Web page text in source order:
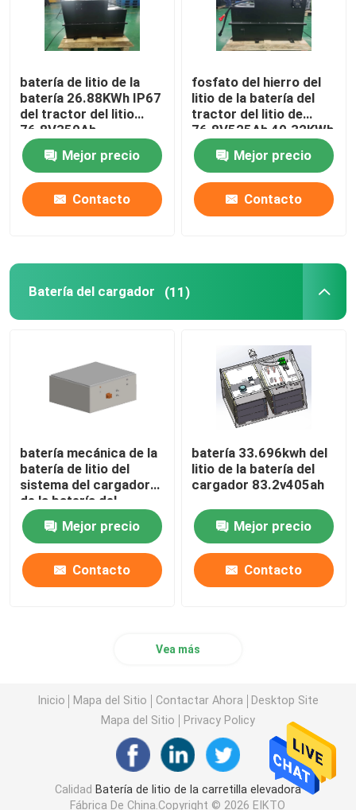
batería de litio de la
batería 26.88KWh IP67
del tractor del litio
76.8V350Ah
Mejor precio
Contacto
fosfato del hierro del
litio de la batería del
tractor del litio de
76.8V525Ah 40.32KWh
Mejor precio
Contacto
Batería del cargador (11)
batería mecánica de la
batería de litio del
sistema del cargador
de la batería del
cargador de 614.4V
255Ah Mejor precio
Contacto
batería 33.696kwh del
litio de la batería del
cargador 83.2v405ah
Mejor precio
Contacto
Vea más
Inicio Mapa del Sitio Contactar Ahora
Desktop Site
Mapa del Sitio
Privacy Policy
Calidad Batería de litio de la carretilla elevadora
Fábrica De China.Copyright © 2026 EIKTO